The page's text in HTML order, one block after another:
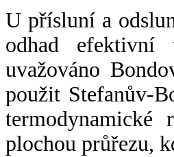
U přísluní a
odhad efektivní
uvažováno
použit Stefanův-
termodynamické
plochou průřezu,